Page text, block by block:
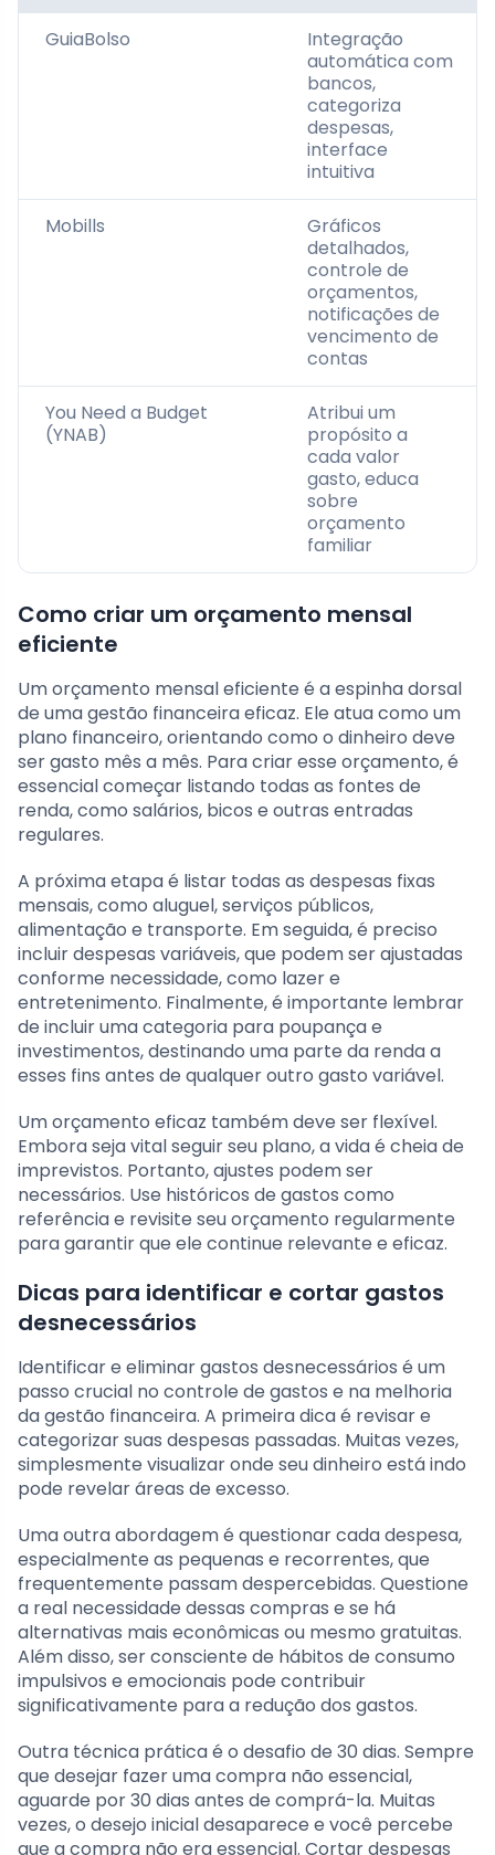
GuiaBolso
Integração
automática com
bancos,
categoriza
despesas,
interface
intuitiva
Mobills
Gráficos
detalhados,
controle de
orçamentos,
notificações de
vencimento de
contas
You Need a Budget
(YNAB)
Atribui um
propósito a
cada valor
gasto, educa
sobre
orçamento
familiar
Como criar um orçamento mensal
eficiente
Um orçamento mensal eficiente é a espinha dorsal
de uma gestão financeira eficaz. Ele atua como um
plano financeiro, orientando como o dinheiro deve
ser gasto mês a mês. Para criar esse orçamento, é
essencial começar listando todas as fontes de
renda, como salários, bicos e outras entradas
regulares.
A próxima etapa é listar todas as despesas fixas
mensais, como aluguel, serviços públicos,
alimentação e transporte. Em seguida, é preciso
incluir despesas variáveis, que podem ser ajustadas
conforme necessidade, como lazer e
entretenimento. Finalmente, é importante lembrar
de incluir uma categoria para poupança e
investimentos, destinando uma parte da renda a
esses fins antes de qualquer outro gasto variável.
Um orçamento eficaz também deve ser flexível.
Embora seja vital seguir seu plano, a vida é cheia de
imprevistos. Portanto, ajustes podem ser
necessários. Use históricos de gastos como
referência e revisite seu orçamento regularmente
para garantir que ele continue relevante e eficaz.
Dicas para identificar e cortar gastos
desnecessários
Identificar e eliminar gastos desnecessários é um
passo crucial no controle de gastos e na melhoria
da gestão financeira. A primeira dica é revisar e
categorizar suas despesas passadas. Muitas vezes,
simplesmente visualizar onde seu dinheiro está indo
pode revelar áreas de excesso.
Uma outra abordagem é questionar cada despesa,
especialmente as pequenas e recorrentes, que
frequentemente passam despercebidas. Questione
a real necessidade dessas compras e se há
alternativas mais econômicas ou mesmo gratuitas.
Além disso, ser consciente de hábitos de consumo
impulsivos e emocionais pode contribuir
significativamente para a redução dos gastos.
Outra técnica prática é o desafio de 30 dias. Sempre
que desejar fazer uma compra não essencial,
aguarde por 30 dias antes de comprá-la. Muitas
vezes, o desejo inicial desaparece e você percebe
que a compra não era essencial. Cortar despesas